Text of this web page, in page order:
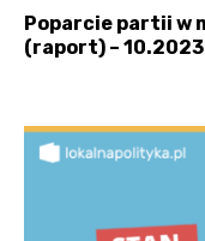
Poparcie partii w
(raport) – 10.2023